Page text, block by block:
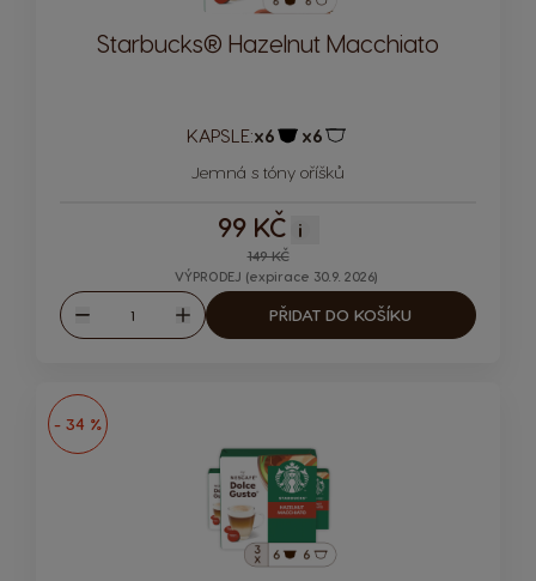
Starbucks® Hazelnut Macchiato
KAPSLE:x6 x6
Jemná s tóny oříšků
149 KČ
99 KČ i
VÝPRODEJ (expirace 30.9. 2026)
Množství
Zvýšit
PŘIDAT DO KOŠÍKU
- 34 %